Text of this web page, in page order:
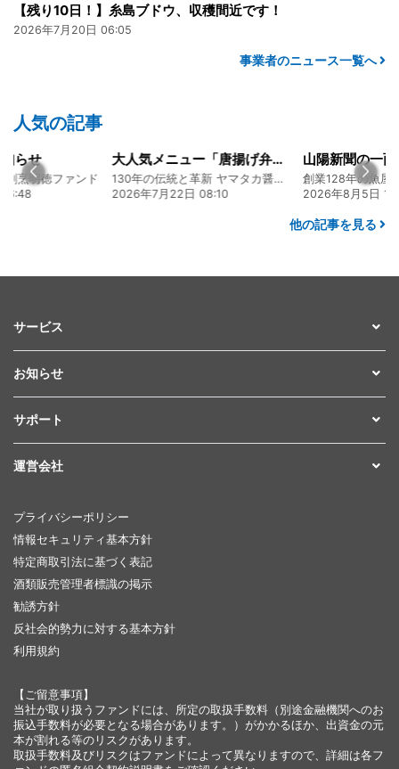
【残り10日！】糸島ブドウ、収穫間近です！
2026年7月20日 06:05
事業者のニュース一覧へ
人気の記事
らせ
烹明徳ファンド
大人気メニュー「唐揚げ弁当」のレシピをご紹介します！
130年の伝統と革新 ヤマタカ醤油ファンド
2026年7月22日 08:10
2026年8月5日
他の記事を見る
サービス
お知らせ
サポート
運営会社
プライバシーポリシー
情報セキュリティ基本方針
特定商取引法に基づく表記
酒類販売管理者標識の掲示
勧誘方針
反社会的勢力に対する基本方針
利用規約
【ご留意事項】
当社が取り扱うファンドには、所定の取扱手数料（別途金融機関へのお
振込手数料が必要となる場合があります。）がかかるほか、出資金の元
本が割れる等のリスクがあります。
取扱手数料及びリスクはファンドによって異なりますので、詳細は各フ